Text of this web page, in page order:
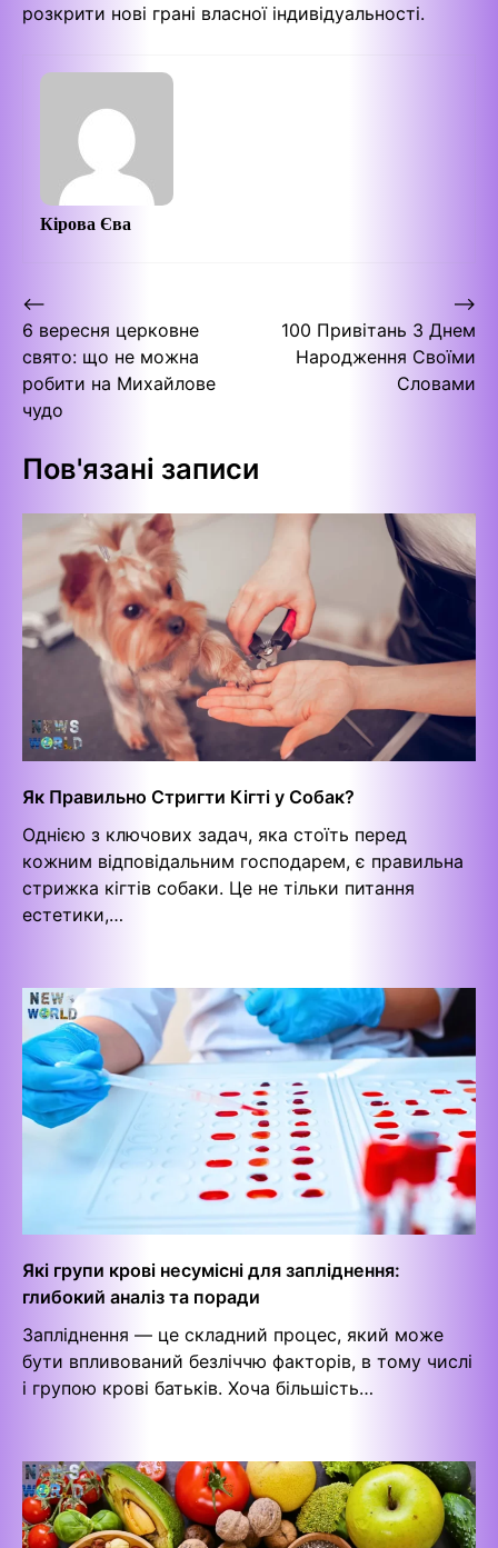
розкрити нові грані власної індивідуальності.
Кірова Єва
Навігація
записів
⟵
6 вересня церковне
свято: що не можна
робити на Михайлове
чудо
100 Привітань З Днем
Народження Своїми
Словами
⟶
Пов'язані записи
Як Правильно Стригти Кігті у Собак?
Однією з ключових задач, яка стоїть перед
кожним відповідальним господарем, є правильна
стрижка кігтів собаки. Це не тільки питання
естетики,…
Які групи крові несумісні для запліднення:
глибокий аналіз та поради
Запліднення — це складний процес, який може
бути впливований безліччю факторів, в тому числі
і групою крові батьків. Хоча більшість…